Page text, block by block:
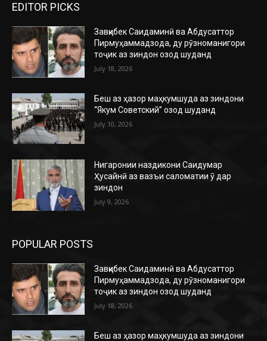
EDITOR PICKS
Завқибек Саидаминӣ ва Абдусаттор
Пирмуҳаммадзода, ду рӯзноманигори
тоҷик аз зиндон озод шуданд
July 18, 2026
Беш аз ҳазор маҳкумшуда аз зиндони
“Якум Советский” озод шуданд
July 10, 2026
Нигаронии наздикони Саидумар
Ҳусайнӣ аз вазъи саломатии ӯ дар
зиндон
July 9, 2026
POPULAR POSTS
Завқибек Саидаминӣ ва Абдусаттор
Пирмуҳаммадзода, ду рӯзноманигори
тоҷик аз зиндон озод шуданд
July 18, 2026
Беш аз ҳазор маҳкумшуда аз зиндони